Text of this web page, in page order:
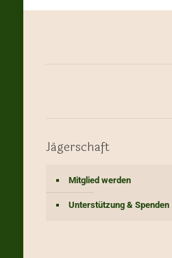
Jägerschaft
Mitglied werden
Unterstützung & Spenden